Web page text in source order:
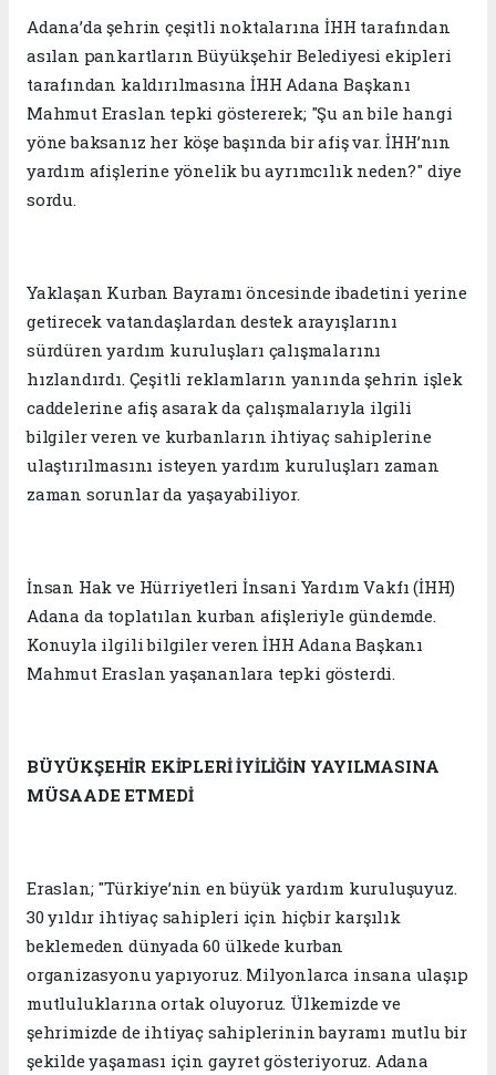
Adana’da şehrin çeşitli noktalarına İHH tarafından
asılan pankartların Büyükşehir Belediyesi ekipleri
tarafından kaldırılmasına İHH Adana Başkanı
Mahmut Eraslan tepki göstererek; "Şu an bile hangi
yöne baksanız her köşe başında bir afiş var. İHH’nın
yardım afişlerine yönelik bu ayrımcılık neden?" diye
sordu.
Yaklaşan Kurban Bayramı öncesinde ibadetini yerine
getirecek vatandaşlardan destek arayışlarını
sürdüren yardım kuruluşları çalışmalarını
hızlandırdı. Çeşitli reklamların yanında şehrin işlek
caddelerine afiş asarak da çalışmalarıyla ilgili
bilgiler veren ve kurbanların ihtiyaç sahiplerine
ulaştırılmasını isteyen yardım kuruluşları zaman
zaman sorunlar da yaşayabiliyor.
İnsan Hak ve Hürriyetleri İnsani Yardım Vakfı (İHH)
Adana da toplatılan kurban afişleriyle gündemde.
Konuyla ilgili bilgiler veren İHH Adana Başkanı
Mahmut Eraslan yaşananlara tepki gösterdi.
BÜYÜKŞEHİR EKİPLERİ İYİLİĞİN YAYILMASINA
MÜSAADE ETMEDİ
Eraslan; "Türkiye’nin en büyük yardım kuruluşuyuz.
30 yıldır ihtiyaç sahipleri için hiçbir karşılık
beklemeden dünyada 60 ülkede kurban
organizasyonu yapıyoruz. Milyonlarca insana ulaşıp
mutluluklarına ortak oluyoruz. Ülkemizde ve
şehrimizde de ihtiyaç sahiplerinin bayramı mutlu bir
şekilde yaşaması için gayret gösteriyoruz. Adana